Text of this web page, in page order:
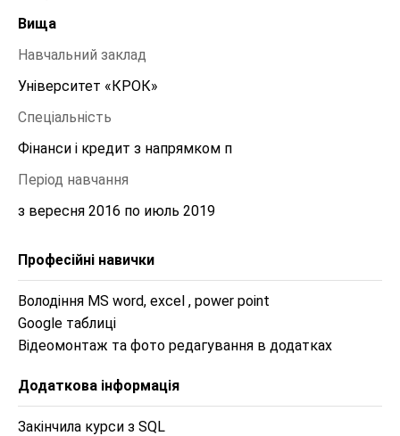
Вища
Навчальний заклад
Університет «КРОК»
Спеціальність
Фінанси і кредит з напрямком п
Період навчання
з вересня 2016 по июль 2019
Професійні навички
Володіння MS word, excel , power point
Google таблиці
Відеомонтаж та фото редагування в додатках
Додаткова інформація
Закінчила курси з SQL